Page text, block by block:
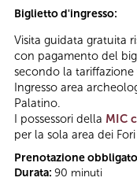
Biglietto d'ingresso:
Visita guidata gratuita
con pagamento del
secondo la tariffazione
Ingresso area
Palatino.
I possessori della MIC
per la sola area dei
Prenotazione
Durata: 90 minuti